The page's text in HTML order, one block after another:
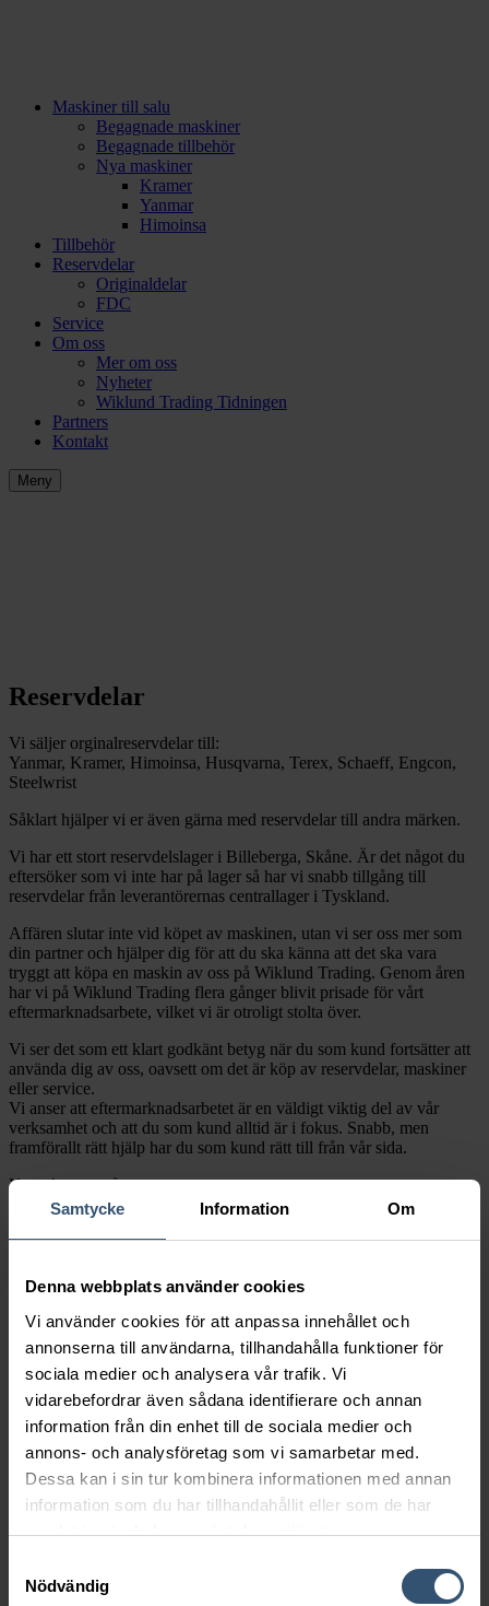
Samtycke Information Om
Denna webbplats använder cookies
Vi använder cookies för att anpassa innehållet och
annonserna till användarna, tillhandahålla funktioner för
sociala medier och analysera vår trafik. Vi
vidarebefordrar även sådana identifierare och annan
information från din enhet till de sociala medier och
annons- och analysföretag som vi samarbetar med.
Dessa kan i sin tur kombinera informationen med annan
information som du har tillhandahållit eller som de har
samlat in när du har använt deras tjänster.
Nödvändig
Maskiner till salu
Begagnade maskiner
Begagnade tillbehör
Nya maskiner
Kramer
Yanmar
Himoinsa
Tillbehör
Reservdelar
Originaldelar
FDC
Service
Om oss
Mer om oss
Nyheter
Wiklund Trading Tidningen
Partners
Kontakt
Meny
Reservdelar
Vi säljer orginalreservdelar till:
Yanmar, Kramer, Himoinsa, Husqvarna, Terex, Schaeff, Engcon,
Steelwrist
Såklart hjälper vi er även gärna med reservdelar till andra märken.
Vi har ett stort reservdelslager i Billeberga, Skåne. Är det något du
eftersöker som vi inte har på lager så har vi snabb tillgång till
reservdelar från leverantörernas centrallager i Tyskland.
Affären slutar inte vid köpet av maskinen, utan vi ser oss mer som
din partner och hjälper dig för att du ska känna att det ska vara
tryggt att köpa en maskin av oss på Wiklund Trading. Genom åren
har vi på Wiklund Trading flera gånger blivit prisade för vårt
eftermarknadsarbete, vilket vi är otroligt stolta över.
Vi ser det som ett klart godkänt betyg när du som kund fortsätter att
använda dig av oss, oavsett om det är köp av reservdelar, maskiner
eller service.
Vi anser att eftermarknadsarbetet är en väldigt viktig del av vår
verksamhet och att du som kund alltid är i fokus. Snabb, men
framförallt rätt hjälp har du som kund rätt till från vår sida.
Kontakta oss på:
0418 – 43 30 30
parts@wiklundtrading.com
Skicka